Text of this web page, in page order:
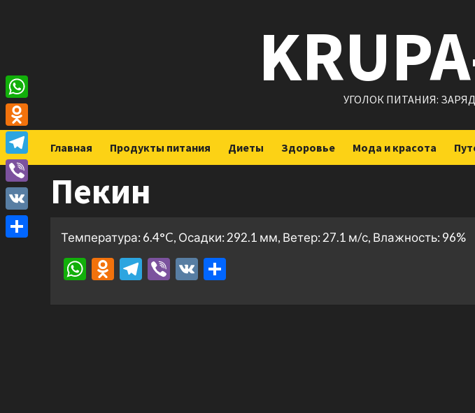
УГОЛОК ПИТАНИЯ:
Главная Продукты питания Диеты Здоровье Мода и красота
Пекин
Температура: 6.4°C, Осадки: 292.1 мм, Ветер: 27.1 м/с, Влажность: 96%
WhatsApp
Odnoklassniki
Telegram
Viber
VK
WhatsApp
Odnoklassniki
Telegram
Viber
VK